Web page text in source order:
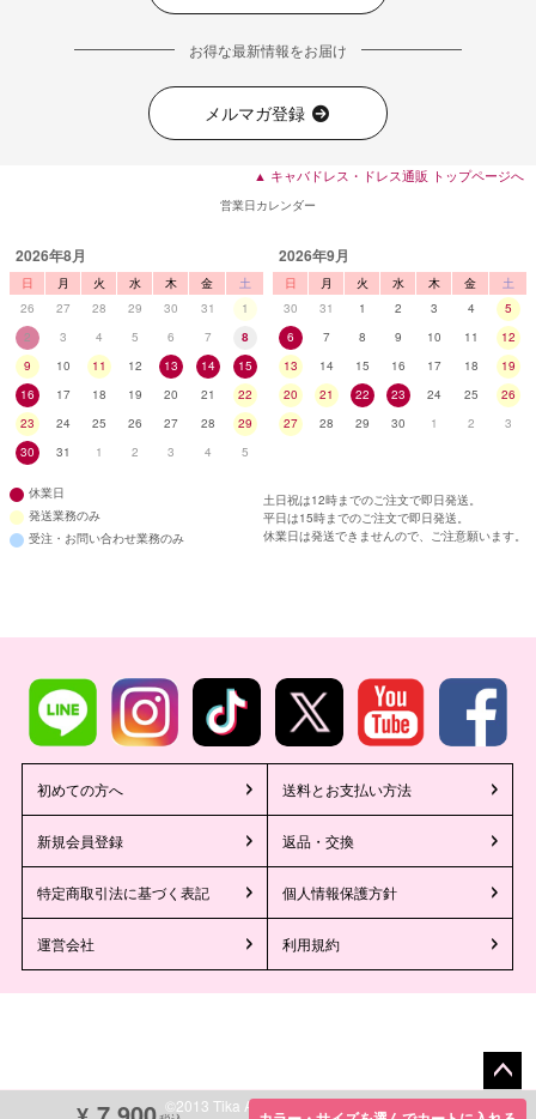
お得な最新情報をお届け
メルマガ登録
▲ キャバドレス・ドレス通販 トップページへ
営業日カレンダー
2026年8月
日 月 火 水 木 金
土
26
27 28 29 30 31
1
2
3 4 5 6 7
8
9
10 11 12 13 14
15
16
17 18 19 20 21
22
23
24 25 26 27 28
29
30
31 1 2 3 4 5
2026年9月
日 月 火 水 木 金
土
30
31 1 2 3 4
5
6
7 8 9 10 11
12
13
14 15 16 17 18
19
20
21 22 23 24 25
26
27
28 29 30 1 2 3
休業日
発送業務のみ
受注・お問い合わせ業務のみ
土日祝は12時までのご注文で即日発送。
平日は15時までのご注文で即日発送。
休業日は発送できませんので、ご注意願います。
初めての方へ 送料とお支払い方法
新規会員登録 返品・交換
特定商取引法に基づく表記 個人情報保護方針
運営会社 利用規約
ペー
©2013 Tika All Rights reserved.